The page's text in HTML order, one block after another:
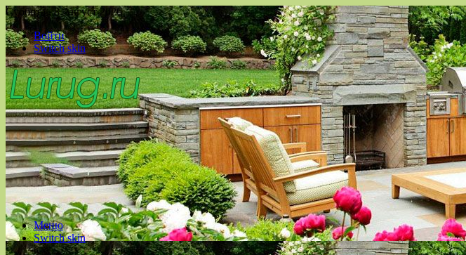
Суббота , 8 Август 2026
Войти
Switch skin
Меню
Switch skin